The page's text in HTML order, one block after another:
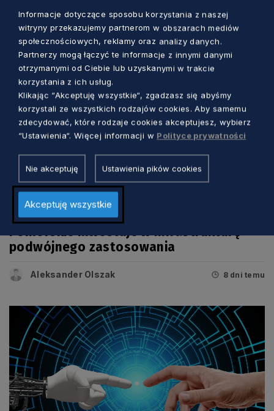
Aleksander Olszak 46 minut temu
GOSPODARKA
Pomorskie inwestuje w infrastrukturę
podwójnego zastosowania
Aleksander Olszak 8 dni temu
Informacje dotyczące sposobu korzystania z naszej
witryny przekazujemy partnerom w obszarach mediów
społecznościowych, reklamy oraz analizy danych.
Partnerzy mogą łączyć te informacje z innymi danymi
otrzymanymi od Ciebie lub uzyskanymi w trakcie
korzystania z ich usług.
Klikając “Akceptuję wszystkie“, zgadzasz się abyśmy
korzystali ze wszystkich rodzajów cookies. Aby samemu
zdecydować, które rodzaje cookies akceptujesz, wybierz
“Ustawienia“. Więcej informacji w Polityce prywatności
Nie akceptuję Ustawienia pików cookies
Akceptuję wszystkie